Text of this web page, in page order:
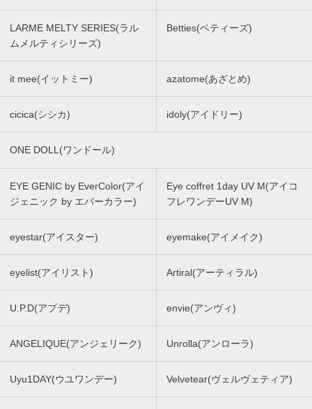
LARME MELTY SERIES(ラル
ムメルティシリーズ)
Betties(ベティーズ)
it mee(イットミー) azatome(あざとめ)
cicica(シシカ) idoly(アイドリー)
ONE DOLL(ワンドール)
EYE GENIC by EverColor(アイ
ジェニック by エバーカラー)
Eye coffret 1day UV M(アイコ
フレワンデーUV M)
eyestar(アイスター) eyemake(アイメイク)
eyelist(アイリスト) Artiral(アーティラル)
U.P.D(アプデ) envie(アンヴィ)
ANGELIQUE(アンジェリーク) Unrolla(アンローラ)
Uyu1DAY(ウユワンデー) Velvetear(ヴェルヴェティア)